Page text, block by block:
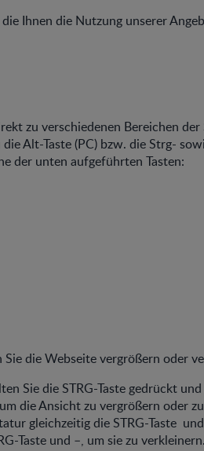
Ihnen die Nutzung unserer
zu verschiedenen Bereichen
Alt-Taste (PC) bzw. die Strg-
der unten aufgeführten Tasten:
die Webseite vergrößern oder
Sie die STRG-Taste gedrückt
die Ansicht zu vergrößern oder
gleichzeitig die STRG-Taste
Taste und –, um sie zu verkleinern.